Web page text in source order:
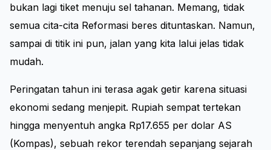
bukan lagi tiket menuju sel tahanan. Memang, tidak
semua cita-cita Reformasi beres dituntaskan. Namun,
sampai di titik ini pun, jalan yang kita lalui jelas tidak
mudah.
Peringatan tahun ini terasa agak getir karena situasi
ekonomi sedang menjepit. Rupiah sempat tertekan
hingga menyentuh angka Rp17.655 per dolar AS
(Kompas), sebuah rekor terendah sepanjang sejarah